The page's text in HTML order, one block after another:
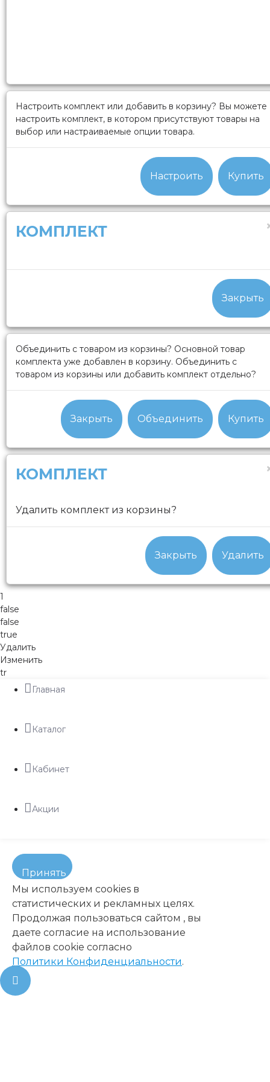
Настроить комплект или добавить в корзину? Вы можете
настроить комплект, в котором присутствуют товары на
выбор или настраиваемые опции товара.
Настроить Купить
КОМПЛЕКТ
Закрыть
Объединить с товаром из корзины? Основной товар
комплекта уже добавлен в корзину. Объединить с
товаром из корзины или добавить комплект отдельно?
Закрыть Объединить Купить
КОМПЛЕКТ
Удалить комплект из корзины?
Закрыть Удалить
1
false
false
true
Удалить
Изменить
tr
Главная
Каталог
Кабинет
Акции
Принять
Мы используем cookies в
статистических и рекламных целях.
Продолжая пользоваться сайтом , вы
даете согласие на использование
файлов cookie согласно
Политики Конфиденциальности.